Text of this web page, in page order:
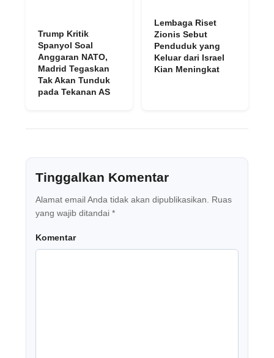
Trump Kritik
Spanyol Soal
Anggaran NATO,
Madrid Tegaskan
Tak Akan Tunduk
pada Tekanan AS
Lembaga Riset
Zionis Sebut
Penduduk yang
Keluar dari Israel
Kian Meningkat
Tinggalkan Komentar
Alamat email Anda tidak akan dipublikasikan.
Ruas
yang wajib ditandai *
Komentar